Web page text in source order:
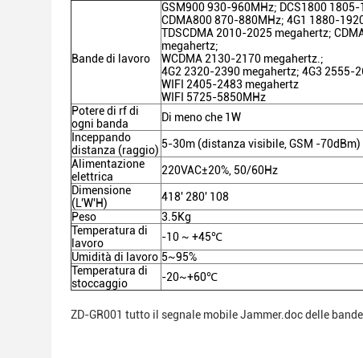
Bande di lavoro
GSM900 930-960MHz; DCS1800
CDMA800 870-880MHz; 4G1 1880-
TDSCDMA 2010-2025 megahertz;
megahertz;
WCDMA 2130-2170 megahertz.;
4G2 2320-2390 megahertz; 4G3 2555-
WIFI 2405-2483 megahertz
WIFI 5725-5850MHz
Potere di rf di
ogni banda
Di meno che 1W
Inceppando
distanza (raggio) 5-30m (distanza visibile, GSM -70dBm)
Alimentazione
elettrica
220VAC±20%, 50/60Hz
Dimensione
(L'W'H)
418' 280' 108
Peso
3.5Kg
Temperatura di
lavoro
-10 ~ +45℃
Umidità di lavoro 5~95%
Temperatura di
stoccaggio
-20~+60℃
ZD-GR001 tutto il segnale mobile Jammer.doc delle bande